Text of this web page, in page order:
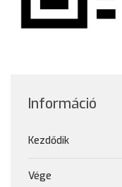
Információ
Kezdődik
Vége